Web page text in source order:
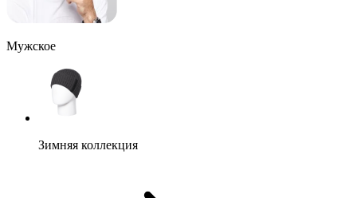
Мужское
Зимняя коллекция